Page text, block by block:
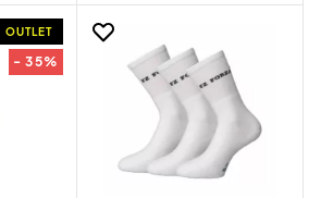
OUTLET
- 35%